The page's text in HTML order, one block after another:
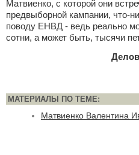
Матвиенко, с которой они
предвыборной кампании, что-
поводу ЕНВД - ведь реально
сотни, а может быть, тысячи
МАТЕРИАЛЫ ПО ТЕМЕ:
Матвиенко Валентина